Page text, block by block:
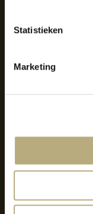
Statistieken
Marketing
Blijf op